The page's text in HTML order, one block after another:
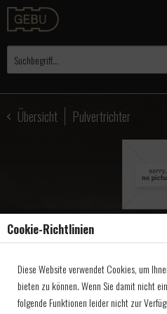
Übersicht Pulvertrichter
Kal.40-75
Artikel-Nr.:3204099
Cookie-Richtlinien
Diese Website verwendet Cookies, um
bieten zu können. Wenn Sie damit nicht
folgende Funktionen leider nicht zur